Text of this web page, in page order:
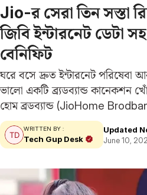
Jio-র সেরা তিন সস্তা
জিবি ইন্টারনেট ডেটা
বেনিফিট
ঘরে বসে দ্রুত ইন্টারনেট পরিষেবা
ভালো একটি ব্র্যডব্যান্ড কানেকশন
হোম ব্রডব্যান্ড (JioHome
পারেন। সংস্থার পোর্টফোলিওতে এমন
সাশ্রয়ী, কিন্তু এগুলিতে সুবিধা
WRITTEN BY :
Tech Gup Desk
Updated
June 10,